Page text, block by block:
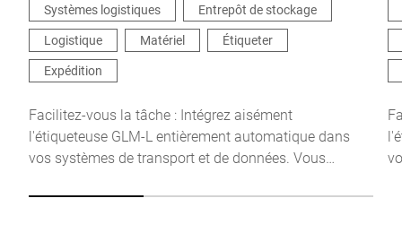
Je confirme par la présente que j'accepte l'utilisation de mes
données pour traiter cette demande De plus amples informations
peuvent être trouvées dans leDéclaration de protection des
données*
Anti-Robot Verification
Click to start verification
FriendlyCaptcha ⇗
Systèmes logistiques
Entrepôt de stockage
Logistique
Matériel
Étiqueter
Expédition
Facilitez-vous la tâche : Intégrez aisément
l'étiqueteuse GLM-L entièrement automatique dans
vos systèmes de transport et de données. Vous
produits, du carton à la palette. Avec son processeur